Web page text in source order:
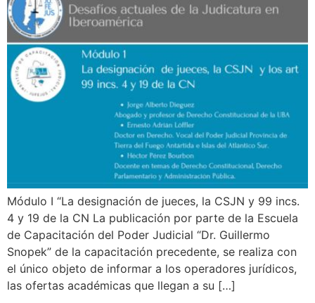
Módulo I “La designación de jueces, la CSJN y 99 incs.
4 y 19 de la CN La publicación por parte de la Escuela
de Capacitación del Poder Judicial “Dr. Guillermo
Snopek” de la capacitación precedente, se realiza con
el único objeto de informar a los operadores jurídicos,
las ofertas académicas que llegan a su […]